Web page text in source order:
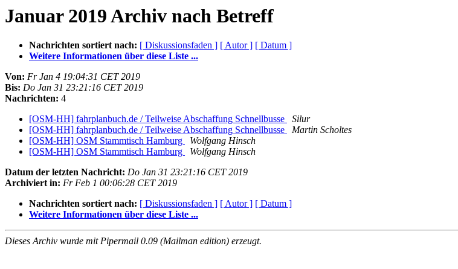
Januar 2019 Archiv nach Betreff
Nachrichten sortiert nach: [ Diskussionsfaden ] [ Autor ] [ Datum ]
Weitere Informationen über diese Liste ...
Von: Fr Jan 4 19:04:31 CET 2019
Bis: Do Jan 31 23:21:16 CET 2019
Nachrichten: 4
[OSM-HH] fahrplanbuch.de / Teilweise Abschaffung Schnellbusse
Silur
[OSM-HH] fahrplanbuch.de / Teilweise Abschaffung Schnellbusse
Martin Scholtes
[OSM-HH] OSM Stammtisch Hamburg
Wolfgang Hinsch
[OSM-HH] OSM Stammtisch Hamburg
Wolfgang Hinsch
Datum der letzten Nachricht: Do Jan 31 23:21:16 CET 2019
Archiviert in: Fr Feb 1 00:06:28 CET 2019
Nachrichten sortiert nach: [ Diskussionsfaden ] [ Autor ] [ Datum ]
Weitere Informationen über diese Liste ...
Dieses Archiv wurde mit Pipermail 0.09 (Mailman edition) erzeugt.